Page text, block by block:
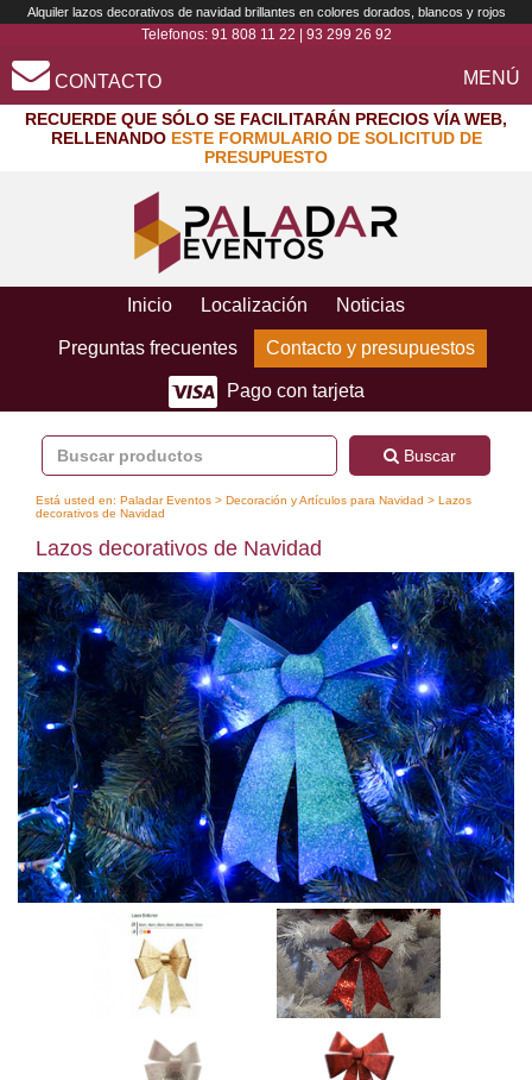
Alquiler lazos decorativos de navidad brillantes en colores dorados, blancos y rojos
Telefonos: 91 808 11 22 93 299 26 92
CONTACTO MENÚ
RECUERDE QUE SÓLO SE FACILITARÁN PRECIOS VÍA WEB,
RELLENANDO ESTE FORMULARIO DE SOLICITUD DE
PRESUPUESTO
Inicio Localización Noticias
Preguntas frecuentes Contacto y presupuestos
Pago con tarjeta
Buscar
Está usted en: Paladar Eventos > Decoración y Artículos para Navidad > Lazos
decorativos de Navidad
Lazos decorativos de Navidad